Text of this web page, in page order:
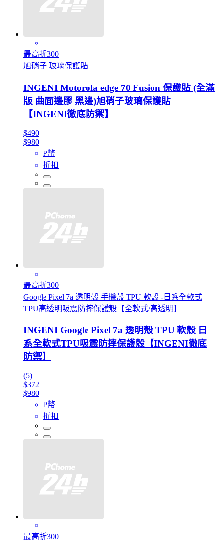
最高折300
旭硝子 玻璃保護貼
INGENI Motorola edge 70 Fusion 保護貼 (全滿
版 曲面邊膠 黑邊)旭硝子玻璃保護貼
【INGENI徹底防禦】
$490
$980
P幣
折扣
最高折300
Google Pixel 7a 透明殼 手機殼 TPU 軟殼 -日系全軟式
TPU高透明吸震防摔保護殼【全軟式/高透明】
INGENI Google Pixel 7a 透明殼 TPU 軟殼 日
系全軟式TPU吸震防摔保護殼【INGENI徹底
防禦】
(5)
$372
$980
P幣
折扣
最高折300